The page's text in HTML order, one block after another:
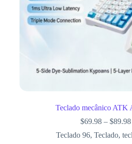
Teclado mecânico ATK
$69.98 – $89.98
Teclado 96, Teclado,